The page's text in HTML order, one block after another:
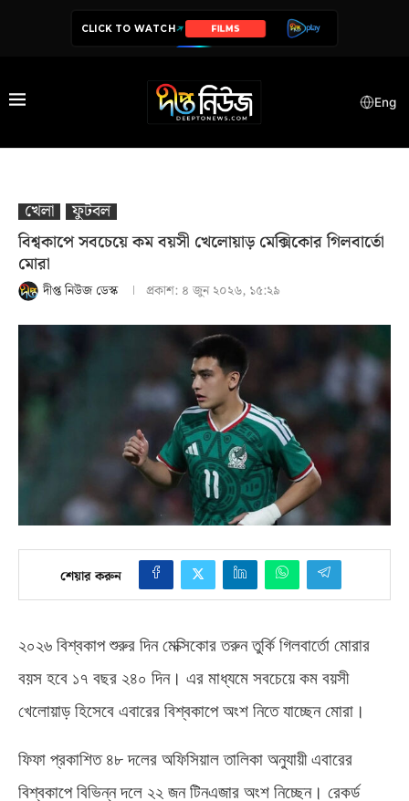
CLICK TO WATCH SERIES
Eng
খেলা
ফুটবল
বিশ্বকাপে সবচেয়ে কম বয়সী খেলোয়াড় মেক্সিকোর গিলবার্তো
মোরা
দীপ্ত নিউজ ডেস্ক প্রকাশ: ৪ জুন ২০২৬, ১৫:২৯
শেয়ার করুন
২০২৬ বিশ্বকাপ শুরুর দিন মেক্সিকোর তরুন তুর্কি গিলবার্তো মোরার
বয়স হবে ১৭ বছর ২৪০ দিন। এর মাধ্যমে সবচেয়ে কম বয়সী
খেলোয়াড় হিসেবে এবারের বিশ্বকাপে অংশ নিতে যাচ্ছেন মোরা।
ফিফা প্রকাশিত ৪৮ দলের অফিসিয়াল তালিকা অনুযায়ী এবারের
বিশ্বকাপে বিভিন্ন দলে ২২ জন টিনএজার অংশ নিচ্ছেন। রেকর্ড